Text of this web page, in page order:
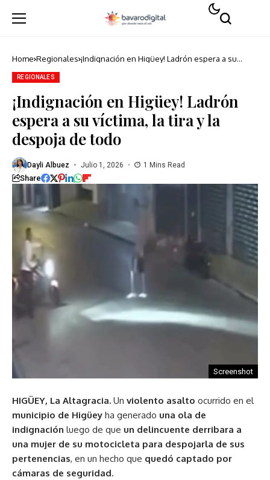
Home Regionales ¡Indignación en Higüey! Ladrón espera a su
REGIONALES
¡Indignación en Higüey! Ladrón
espera a su víctima, la tira y la
despoja de todo
Dayli Albuez Julio 1, 2026 1 Mins Read
Share
Screenshot
HIGÜEY, La Altagracia. Un violento asalto ocurrido en el
municipio de Higüey ha generado una ola de
indignación luego de que un delincuente derribara a
una mujer de su motocicleta para despojarla de sus
pertenencias, en un hecho que quedó captado por
cámaras de seguridad.